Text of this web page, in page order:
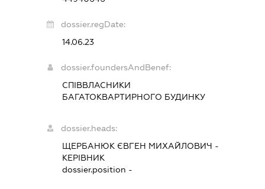
dossier.regDate:
14.06.23
dossier.foundersAndBenef:
СПІВВЛАСНИКИ
БАГАТОКВАРТИРНОГО БУДИНКУ
dossier.heads:
ЩЕРБАНЮК ЄВГЕН МИХАЙЛОВИЧ -
КЕРІВНИК
dossier.position -